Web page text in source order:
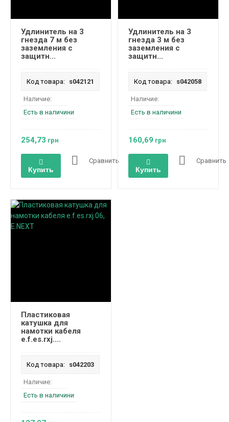
Удлинитель на 3
гнезда 7 м без
заземления с
защитн...
Код товара: s042121
Наличие:
Есть в наличини
254,73 грн
Купить
Сравнить
Удлинитель на 3
гнезда 3 м без
заземления с
защитн...
Код товара: s042058
Наличие:
Есть в наличини
160,69 грн
Купить
Сравнить
Пластиковая
катушка для
намотки кабеля
e.f.es.rxj....
Код товара: s042203
Наличие:
Есть в наличини